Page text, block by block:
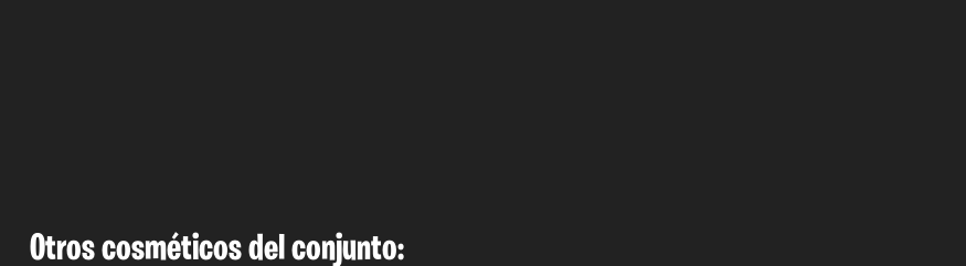
Otros cosméticos del conjunto: